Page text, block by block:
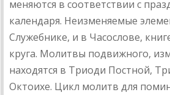
меняются в соответствии с
календаря. Неизменяемые
Служебнике, и в Часослове,
круга. Молитвы подвижного,
находятся в Триоди Постной,
Октоихе. Цикл молитв для